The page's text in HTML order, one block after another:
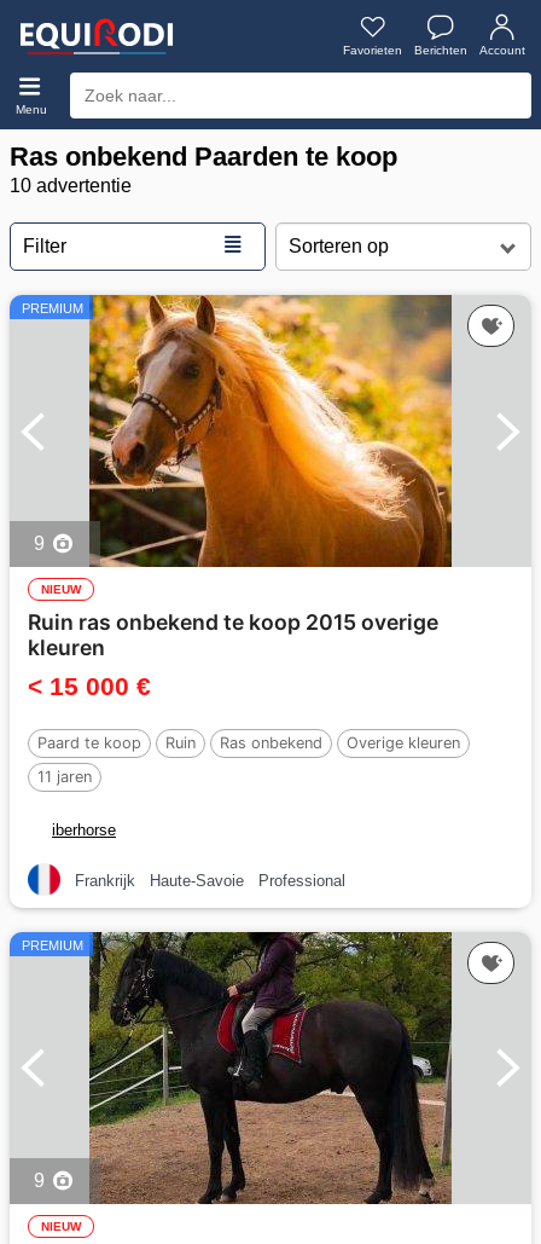
Favorieten Berichten Account
Menu
Ras onbekend Paarden te koop
10 advertentie
Filter ≣
PREMIUM
9
NIEUW
Ruin ras onbekend te koop 2015 overige
kleuren
< 15 000 €
Paard te koop Ruin Ras onbekend
Overige kleuren
11 jaren
iberhorse
Frankrijk Haute-Savoie Professional
PREMIUM
9
NIEUW